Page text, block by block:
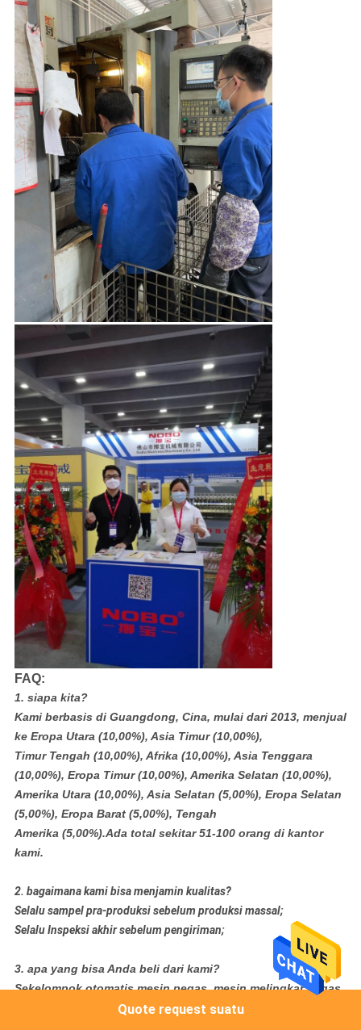
FAQ:
1. siapa kita?
Kami berbasis di Guangdong, Cina, mulai dari 2013, menjual
ke Eropa Utara (10,00%), Asia Timur (10,00%),
Timur Tengah (10,00%), Afrika (10,00%), Asia Tenggara
(10,00%), Eropa Timur (10,00%), Amerika Selatan (10,00%),
Amerika Utara (10,00%), Asia Selatan (5,00%), Eropa Selatan
(5,00%), Eropa Barat (5,00%), Tengah
Amerika (5,00%).Ada total sekitar 51-100 orang di kantor
kami.
2. bagaimana kami bisa menjamin kualitas?
Selalu sampel pra-produksi sebelum produksi massal;
Selalu Inspeksi akhir sebelum pengiriman;
3. apa yang bisa Anda beli dari kami?
Sekelompok otomatis mesin pegas, mesin melingkar pegas
Bonnell, Tekuk Kawat Bingkai Perbatasan Kasur,
Quote request suatu